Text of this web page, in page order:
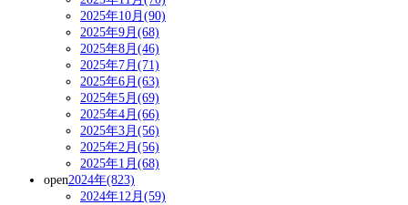
2025年10月(90)
2025年9月(68)
2025年8月(46)
2025年7月(71)
2025年6月(63)
2025年5月(69)
2025年4月(66)
2025年3月(56)
2025年2月(56)
2025年1月(68)
open2024年(823)
2024年12月(59)